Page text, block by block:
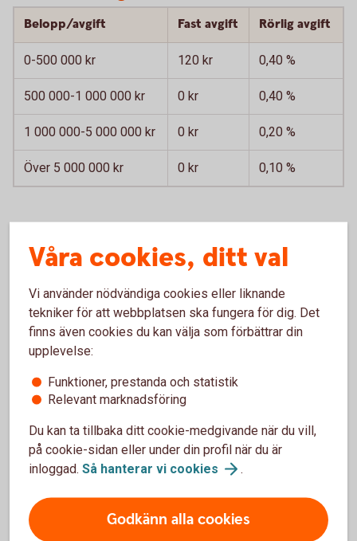
Belopp/avgift Fast avgift Rörlig avgift
0-500 000 kr 120 kr 0,40 %
500 000-1 000 000 kr 0 kr 0,40 %
1 000 000-5 000 000 kr 0 kr 0,20 %
Över 5 000 000 kr 0 kr 0,10 %
om 0,09 procent via internetbanken och 0,50
procent på bankkontor eller via Kundcenter.
Ingen försäkringsavgift för innehav överstigande 500 000
kr i följande utvalda fondportföljer.
Swedbank Roburs Private Banking-portföljer
Indecap Fondguide Bas och Offensiv (Sparbankerna)
Avser svenska och nordiska aktier. Tillbaka
Våra cookies, ditt val
Vi använder nödvändiga cookies eller liknande
tekniker för att webbplatsen ska fungera för dig. Det
finns även cookies du kan välja som förbättrar din
upplevelse:
Funktioner, prestanda och statistik
Relevant marknadsföring
Du kan ta tillbaka ditt cookie-medgivande när du vill,
på cookie-sidan eller under din profil när du är
inloggad. Så hanterar vi cookies .
Godkänn alla cookies